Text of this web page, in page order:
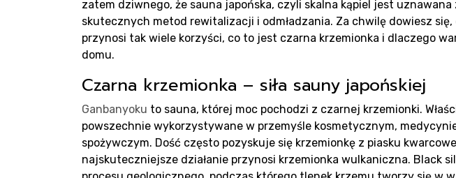
zatem dziwnego, że sauna japońska, czyli skalna kąpiel jest
skutecznych metod rewitalizacji i odmładzania. Za chwilę dowiesz
przynosi tak wiele korzyści, co to jest czarna krzemionka i dlaczego
domu.
Czarna krzemionka – siła sauny japońskiej
Ganbanyoku to sauna, której moc pochodzi z czarnej krzemionki.
powszechnie wykorzystywane w przemyśle kosmetycznym,
spożywczym. Dość często pozyskuje się krzemionkę z piasku
najskuteczniejsze działanie przynosi krzemionka wulkaniczna. Black